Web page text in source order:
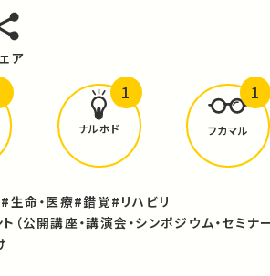
ア
どんな学びがありましたか？
ナルホド
1
フカマル
1
#生命・医療#錯覚#リハビリ
（公開講座・講演会・シンポジウム・セミナ